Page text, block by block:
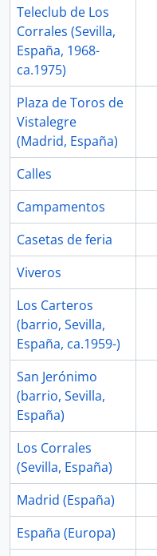
Teleclub de Los
Corrales (Sevilla,
España, 1968-
ca.1975)
Plaza de Toros de
Vistalegre
(Madrid, España)
Calles
Campamentos
Casetas de feria
Viveros
Los Carteros
(barrio, Sevilla,
España, ca.1959-)
San Jerónimo
(barrio, Sevilla,
España)
Los Corrales
(Sevilla, España)
Madrid (España)
España (Europa)